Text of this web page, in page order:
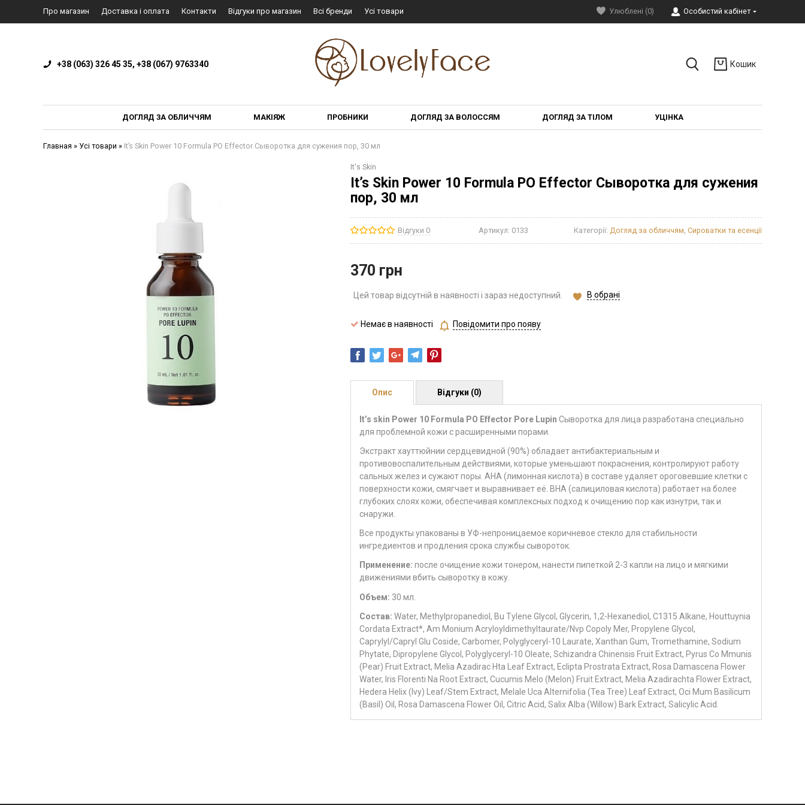
Про магазин Доставка і оплата Контакти Відгуки про магазин Всі бренди Усі товари Улюблені (0) Особистий кабінет
+38 (063) 326 45 35, +38 (067) 9763340 Кошик
ДОГЛЯД ЗА ОБЛИЧЧЯМ МАКІЯЖ ПРОБНИКИ ДОГЛЯД ЗА ВОЛОССЯМ ДОГЛЯД ЗА ТІЛОМ УЦІНКА
Главная » Усі товари » It’s Skin Power 10 Formula PO Effector Сыворотка для сужения пор, 30 мл
It's Skin
It’s Skin Power 10 Formula PO Effector Сыворотка для сужения
пор, 30 мл
Відгуки 0 Артикул: 0133 Категорії: Догляд за обличчям Сироватки та есенції
370 грн
Цей товар відсутній в наявності і зараз недоступний. В обрані
Немає в наявності Повідомити про появу
Опис
It’s skin Power 10 Formula PO Effector Pore Lupin Сыворотка для лица разработана специально
для проблемной кожи с расширенными порами.
Экстракт хауттюйнии сердцевидной (90%) обладает антибактериальным и
противовоспалительным действиями, которые уменьшают покраснения, контролируют работу
сальных желез и сужают поры. AHA (лимонная кислота) в составе удаляет ороговевшие клетки с
поверхности кожи, смягчает и выравнивает её. BHA (салициловая кислота) работает на более
глубоких слоях кожи, обеспечивая комплексных подход к очищению пор как изнутри, так и
снаружи.
Все продукты упакованы в УФ-непроницаемое коричневое стекло для стабильности
ингредиентов и продления срока службы сывороток.
Применение: после очищение кожи тонером, нанести пипеткой 2-3 капли на лицо и мягкими
движениями вбить сыворотку в кожу.
Объем: 30 мл.
Состав: Water, Methylpropanediol, Bu Tylene Glycol, Glycerin, 1,2-Hexanediol, C1315 Alkane, Houttuynia
Cordata Extract*, Am Monium Acryloyldimethyltaurate/Nvp Copoly Mer, Propylene Glycol,
Caprylyl/Capryl Glu Coside, Carbomer, Polyglyceryl-10 Laurate, Xanthan Gum, Tromethamine, Sodium
Phytate, Dipropylene Glycol, Polyglyceryl-10 Oleate, Schizandra Chinensis Fruit Extract, Pyrus Co Mmunis
(Pear) Fruit Extract, Melia Azadirac Hta Leaf Extract, Eclipta Prostrata Extract, Rosa Damascena Flower
Water, Iris Florenti Na Root Extract, Cucumis Melo (Melon) Fruit Extract, Melia Azadirachta Flower Extract,
Hedera Helix (Ivy) Leaf/Stem Extract, Melale Uca Alternifolia (Tea Tree) Leaf Extract, Oci Mum Basilicum
(Basil) Oil, Rosa Damascena Flower Oil, Citric Acid, Salix Alba (Willow) Bark Extract, Salicylic Acid.
Відгуки (0)